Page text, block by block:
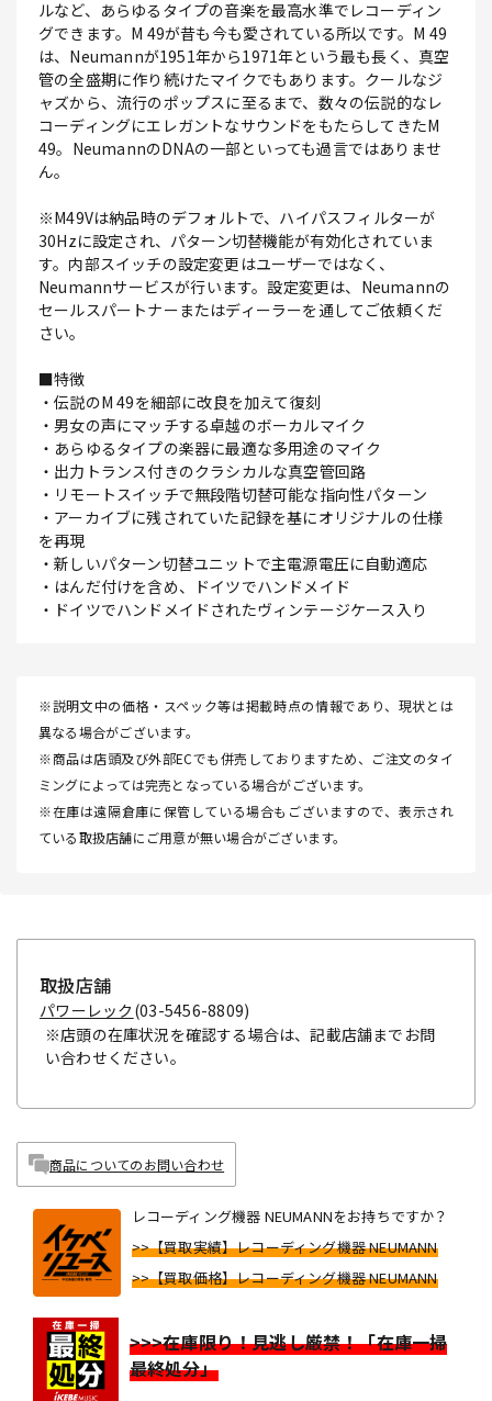
ルなど、あらゆるタイプの音楽を最高水準でレコーディン
グできます。M 49が昔も今も愛されている所以です。M 49
は、Neumannが1951年から1971年という最も長く、真空
管の全盛期に作り続けたマイクでもあります。クールなジ
ャズから、流行のポップスに至るまで、数々の伝説的なレ
コーディングにエレガントなサウンドをもたらしてきたM
49。NeumannのDNAの一部といっても過言ではありませ
ん。
※M49Vは納品時のデフォルトで、ハイパスフィルターが
30Hzに設定され、パターン切替機能が有効化されていま
す。内部スイッチの設定変更はユーザーではなく、
Neumannサービスが行います。設定変更は、Neumannの
セールスパートナーまたはディーラーを通してご依頼くだ
さい。
■特徴
・伝説のM 49を細部に改良を加えて復刻
・男女の声にマッチする卓越のボーカルマイク
・あらゆるタイプの楽器に最適な多用途のマイク
・出力トランス付きのクラシカルな真空管回路
・リモートスイッチで無段階切替可能な指向性パターン
・アーカイブに残されていた記録を基にオリジナルの仕様
を再現
・新しいパターン切替ユニットで主電源電圧に自動適応
・はんだ付けを含め、ドイツでハンドメイド
・ドイツでハンドメイドされたヴィンテージケース入り
※説明文中の価格・スペック等は掲載時点の情報であり、現状とは
異なる場合がございます。
※商品は店頭及び外部ECでも併売しておりますため、ご注文のタイ
ミングによっては完売となっている場合がございます。
※在庫は遠隔倉庫に保管している場合もございますので、表示され
ている取扱店舗にご用意が無い場合がございます。
取扱店舗
パワーレック (03-5456-8809)
※店頭の在庫状況を確認する場合は、記載店舗までお問
い合わせください。
商品についてのお問い合わせ
レコーディング機器 NEUMANNをお持ちですか？
>>【買取実績】レコーディング機器 NEUMANN
>>【買取価格】レコーディング機器 NEUMANN
>>>在庫限り！見逃し厳禁！「在庫一掃
最終処分」